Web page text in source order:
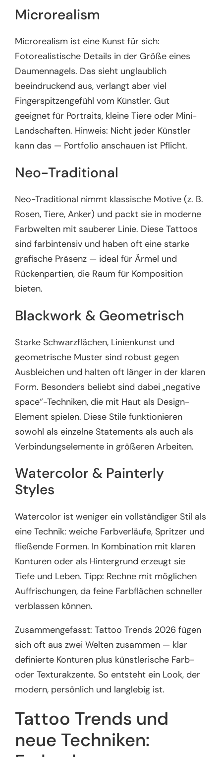
Microrealism
Microrealism ist eine Kunst für sich:
Fotorealistische Details in der Größe eines
Daumennagels. Das sieht unglaublich
beeindruckend aus, verlangt aber viel
Fingerspitzengefühl vom Künstler. Gut
geeignet für Portraits, kleine Tiere oder Mini-
Landschaften. Hinweis: Nicht jeder Künstler
kann das — Portfolio anschauen ist Pflicht.
Neo-Traditional
Neo-Traditional nimmt klassische Motive (z. B.
Rosen, Tiere, Anker) und packt sie in moderne
Farbwelten mit sauberer Linie. Diese Tattoos
sind farbintensiv und haben oft eine starke
grafische Präsenz — ideal für Ärmel und
Rückenpartien, die Raum für Komposition
bieten.
Blackwork & Geometrisch
Starke Schwarzflächen, Linienkunst und
geometrische Muster sind robust gegen
Ausbleichen und halten oft länger in der klaren
Form. Besonders beliebt sind dabei „negative
space“-Techniken, die mit Haut als Design-
Element spielen. Diese Stile funktionieren
sowohl als einzelne Statements als auch als
Verbindungselemente in größeren Arbeiten.
Watercolor & Painterly
Styles
Watercolor ist weniger ein vollständiger Stil als
eine Technik: weiche Farbverläufe, Spritzer und
fließende Formen. In Kombination mit klaren
Konturen oder als Hintergrund erzeugt sie
Tiefe und Leben. Tipp: Rechne mit möglichen
Auffrischungen, da feine Farbflächen schneller
verblassen können.
Zusammengefasst: Tattoo Trends 2026 fügen
sich oft aus zwei Welten zusammen — klar
definierte Konturen plus künstlerische Farb-
oder Texturakzente. So entsteht ein Look, der
modern, persönlich und langlebig ist.
Tattoo Trends und
neue Techniken: